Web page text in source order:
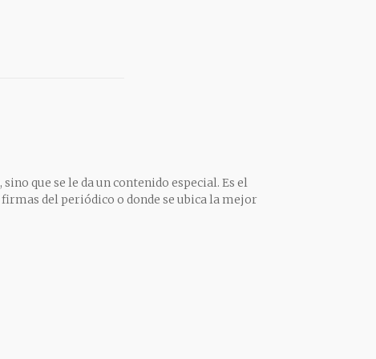
que se le da un contenido especial. Es el
del periódico o donde se ubica la mejor